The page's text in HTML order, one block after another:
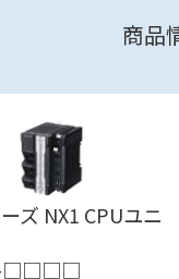
商品
ズ NX1 CPUユニ
□□□□